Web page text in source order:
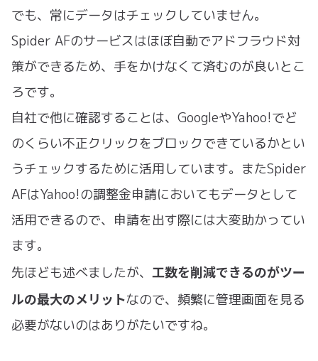
でも、常にデータはチェックしていません。
Spider AFのサービスはほぼ自動でアドフラウド対
策ができるため、手をかけなくて済むのが良いとこ
ろです。
自社で他に確認することは、GoogleやYahoo!でど
のくらい不正クリックをブロックできているかとい
うチェックするために活用しています。またSpider
AFはYahoo!の調整金申請においてもデータとして
活用できるので、申請を出す際には大変助かってい
ます。
先ほども述べましたが、 工数を削減できるのがツー
ルの最大のメリットなので、頻繁に管理画面を見る
必要がないのはありがたいですね。